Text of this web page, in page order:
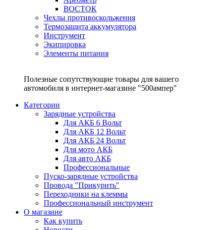
ВОСТОК
Чехлы противоскольжения
Термозащита аккумулятора
Инструмент
Экипировка
Элементы питания
Полезные сопутствующие товары для вашего
автомобиля в интернет-магазине "500ампер"
Категории
Зарядные устройства
Для АКБ 6 Вольт
Для АКБ 12 Вольт
Для АКБ 24 Вольт
Для мото АКБ
Для авто АКБ
Профессиональные
Пуско-зарядные устройства
Провода "Прикурить"
Переходники на клеммы
Профессиональный инструмент
О магазине
Как купить